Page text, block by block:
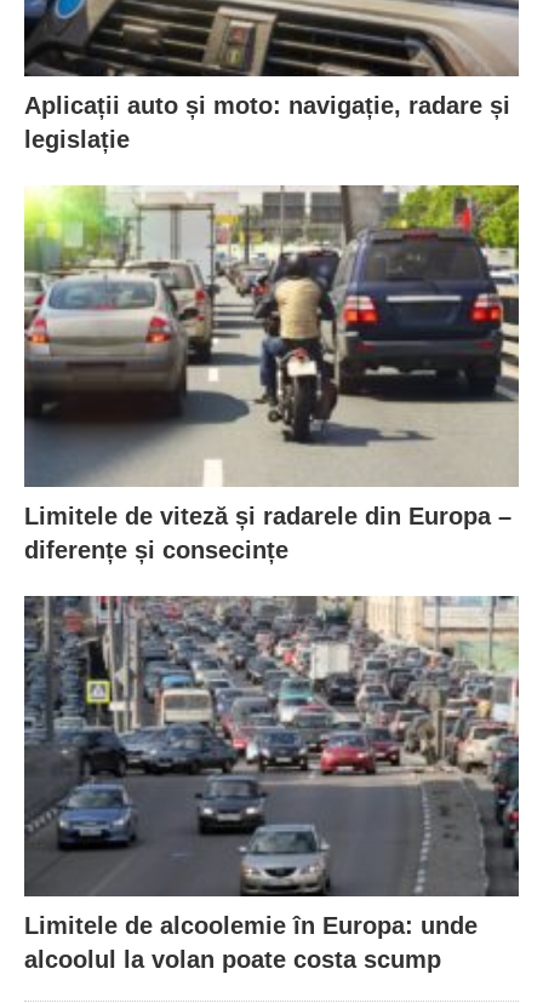
Aplicații auto și moto: navigație, radare și
legislație
Limitele de viteză și radarele din Europa –
diferențe și consecințe
Limitele de alcoolemie în Europa: unde
alcoolul la volan poate costa scump